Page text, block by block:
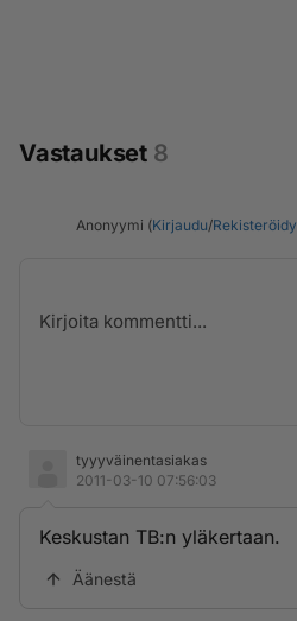
Vastaukset 8
Anonyymi (Kirjaudu/Rekisteröidy
tyyyväinentasiakas
2011-03-10 07:56:03
Keskustan TB:n yläkertaan.
Äänestä